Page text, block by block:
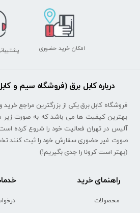
درباره کابل برق (فروشگاه سیم و
فروشگاه کابل برق یکی از بزرگترین مراجع خرید
بهترین کیفیت ها می باشد که به صورت زیر
آلیس در تهران فعالیت خود را شروع کرده
صورت غیر حضوری سفارش خود را ثبت کنند
(بهتر است کرونا را جدی بگیریم!)
پشتیبانی ۲۴ امکان خرید حضوری
راهنمای خرید
محصولات